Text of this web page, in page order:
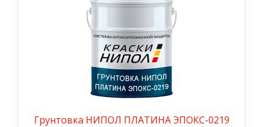
Грунтовка НИПОЛ ПЛАТИНА ЭПОКС-0219